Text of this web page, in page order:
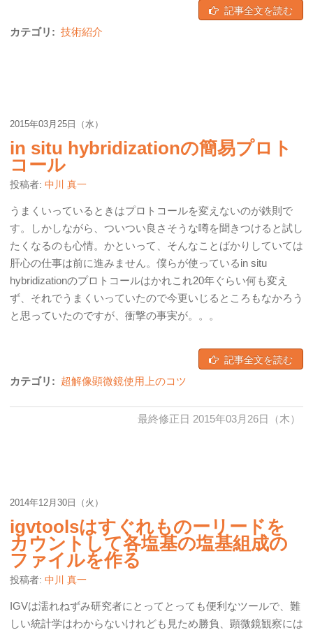
記事全文を読む
カテゴリ: 技術紹介
2015年03月25日（水）
in situ hybridizationの簡易プロト
コール
投稿者: 中川 真一
うまくいっているときはプロトコールを変えないのが鉄則で
す。しかしながら、ついつい良さそうな噂を聞きつけると試し
たくなるのも心情。かといって、そんなことばかりしていては
肝心の仕事は前に進みません。僕らが使っているin situ
hybridizationのプロトコールはかれこれ20年ぐらい何も変え
ず、それでうまくいっていたので今更いじるところもなかろう
と思っていたのですが、衝撃の事実が。。。
記事全文を読む
カテゴリ: 超解像顕微鏡使用上のコツ
最終修正日 2015年03月26日（木）
2014年12月30日（火）
igvtoolsはすぐれものーリードを
カウントして各塩基の塩基組成の
ファイルを作る
投稿者: 中川 真一
IGVは濡れねずみ研究者にとってとっても便利なツールで、難
しい統計学はわからないけれども見ため勝負、顕微鏡観察には